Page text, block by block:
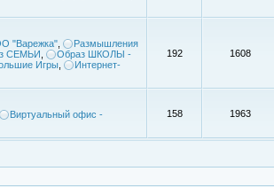
"Варежка"
Размышления
СЕМЬИ
Образ ШКОЛЫ -
Игры
Интернет-
192 1608
Виртуальный офис -
158 1963